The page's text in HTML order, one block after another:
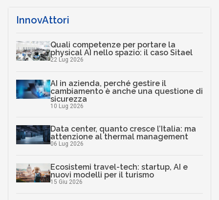
InnovAttori
Quali competenze per portare la
physical AI nello spazio: il caso Sitael
22 Lug 2026
AI in azienda, perché gestire il
cambiamento è anche una questione di
sicurezza
10 Lug 2026
Data center, quanto cresce l’Italia: ma
attenzione al thermal management
06 Lug 2026
Ecosistemi travel-tech: startup, AI e
nuovi modelli per il turismo
15 Giu 2026